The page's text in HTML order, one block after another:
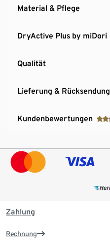
Material & Pflege
DryActive Plus by miDori
Qualität
Lieferung & Rücksendung
Kundenbewertungen
Zahlung
Rechnung